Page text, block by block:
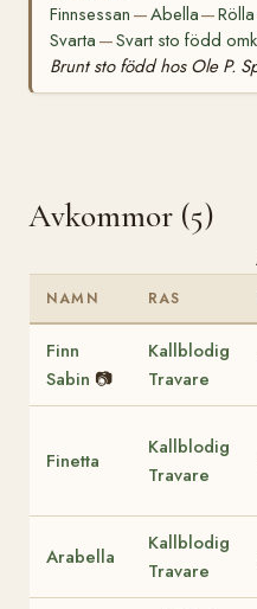
Finnsessan —Abella—Rölla
Svarta —Svart sto född
Brunt sto född hos Ole P.
Avkommor (5)
NAMN RAS
Finn
Sabin 📷
Kallblodig
Travare
Finetta
Kallblodig
Travare
Arabella
Kallblodig
Travare